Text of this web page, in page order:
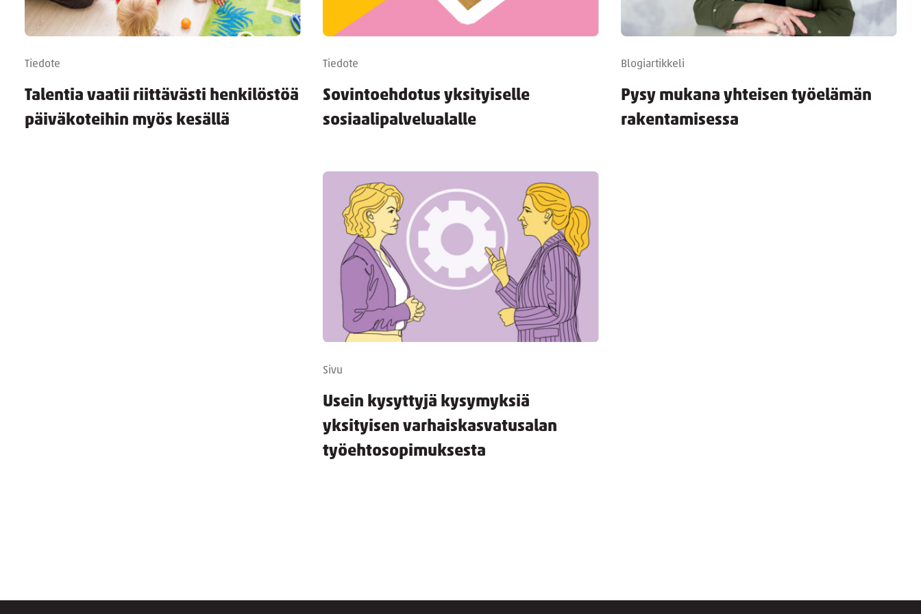
Tiedote
Talentia vaatii riittävästi henkilöstöä
päiväkoteihin myös kesällä
Tiedote
Sovintoehdotus yksityiselle
sosiaalipalvelualalle
Blogiartikkeli
Pysy mukana yhteisen työelämän
rakentamisessa
Sivu
Usein kysyttyjä kysymyksiä
yksityisen varhaiskasvatusalan
työehtosopimuksesta